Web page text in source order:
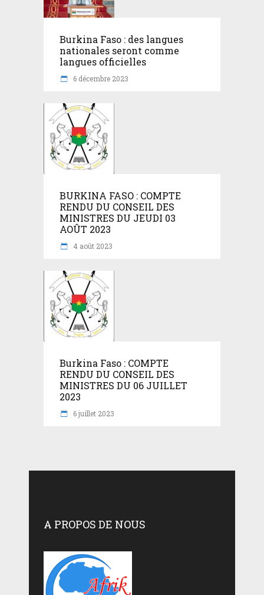
Burkina Faso : des langues
nationales seront comme
langues officielles
6 décembre 2023
BURKINA FASO : COMPTE
RENDU DU CONSEIL DES
MINISTRES DU JEUDI 03
AOÛT 2023
4 août 2023
Burkina Faso : COMPTE
RENDU DU CONSEIL DES
MINISTRES DU 06 JUILLET
2023
6 juillet 2023
A PROPOS DE NOUS